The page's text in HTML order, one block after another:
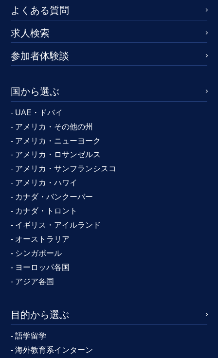
よくある質問
求人検索
参加者体験談
国から選ぶ
- UAE・ドバイ
- アメリカ・その他の州
- アメリカ・ニューヨーク
- アメリカ・ロサンゼルス
- アメリカ・サンフランシスコ
- アメリカ・ハワイ
- カナダ・バンクーバー
- カナダ・トロント
- イギリス・アイルランド
- オーストラリア
- シンガポール
- ヨーロッパ各国
- アジア各国
目的から選ぶ
- 語学留学
- 海外教育系インターン